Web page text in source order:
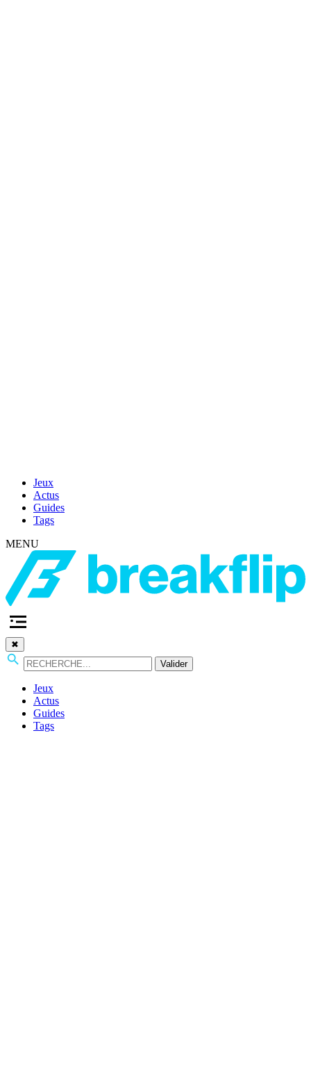
Jeux
Actus
Guides
Tags
MENU
✖
Valider
Jeux
Actus
Guides
Tags